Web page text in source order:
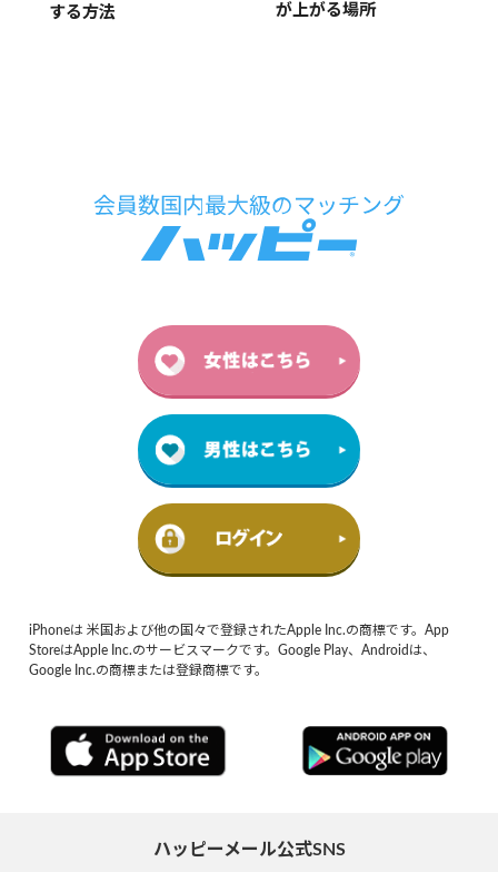
する方法
が上がる場所
iPhoneは 米国および他の国々で登録されたApple Inc.の商標です。App
StoreはApple Inc.のサービスマークです。Google Play、Androidは、
Google Inc.の商標または登録商標です。
ハッピーメール公式SNS